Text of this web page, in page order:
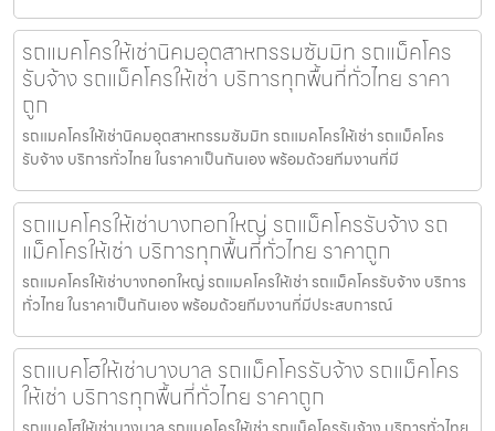
รถแมคโครให้เช่านิคมอุตสาหกรรมซัมมิท รถแม็คโคร
รับจ้าง รถแม็คโครให้เช่า บริการทุกพื้นที่ทั่วไทย ราคา
ถูก
รถแมคโครให้เช่านิคมอุตสาหกรรมซัมมิท รถแมคโครให้เช่า รถแม็คโคร
รับจ้าง บริการทั่วไทย ในราคาเป็นกันเอง พร้อมด้วยทีมงานที่มี
รถแมคโครให้เช่าบางกอกใหญ่ รถแม็คโครรับจ้าง รถ
แม็คโครให้เช่า บริการทุกพื้นที่ทั่วไทย ราคาถูก
รถแมคโครให้เช่าบางกอกใหญ่ รถแมคโครให้เช่า รถแม็คโครรับจ้าง บริการ
ทั่วไทย ในราคาเป็นกันเอง พร้อมด้วยทีมงานที่มีประสบการณ์
รถแบคโฮให้เช่าบางบาล รถแม็คโครรับจ้าง รถแม็คโคร
ให้เช่า บริการทุกพื้นที่ทั่วไทย ราคาถูก